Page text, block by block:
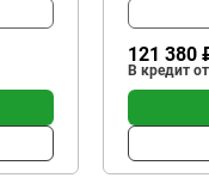
121 380
В кредит